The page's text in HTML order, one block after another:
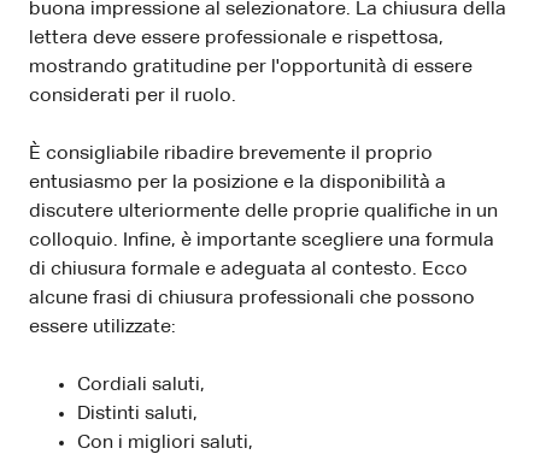
buona impressione al selezionatore. La chiusura della
lettera deve essere professionale e rispettosa,
mostrando gratitudine per l'opportunità di essere
considerati per il ruolo.
È consigliabile ribadire brevemente il proprio
entusiasmo per la posizione e la disponibilità a
discutere ulteriormente delle proprie qualifiche in un
colloquio. Infine, è importante scegliere una formula
di chiusura formale e adeguata al contesto. Ecco
alcune frasi di chiusura professionali che possono
essere utilizzate:
Cordiali saluti,
Distinti saluti,
Con i migliori saluti,